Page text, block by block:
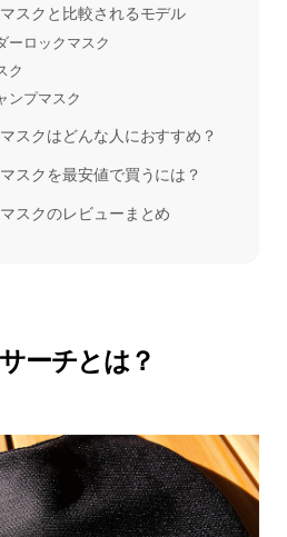
スクと比較されるモデル
ーロックマスク
ク
ンプマスク
スクはどんな人におすすめ？
スクを最安値で買うには？
スクのレビューまとめ
ーチとは？